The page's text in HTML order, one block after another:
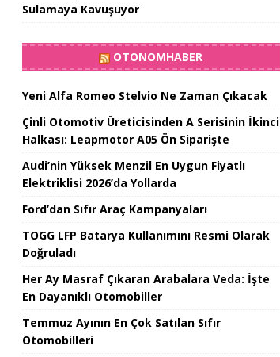
Sulamaya Kavuşuyor
OTONOMHABER
Yeni Alfa Romeo Stelvio Ne Zaman Çıkacak
Çinli Otomotiv Üreticisinden A Serisinin İkinci
Halkası: Leapmotor A05 Ön Siparişte
Audi’nin Yüksek Menzil En Uygun Fiyatlı
Elektriklisi 2026’da Yollarda
Ford’dan Sıfır Araç Kampanyaları
TOGG LFP Batarya Kullanımını Resmi Olarak
Doğruladı
Her Ay Masraf Çıkaran Arabalara Veda: İşte
En Dayanıklı Otomobiller
Temmuz Ayının En Çok Satılan Sıfır
Otomobilleri